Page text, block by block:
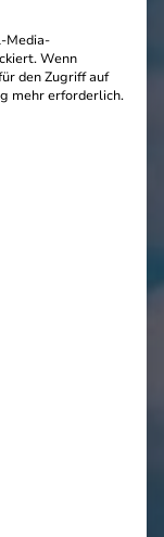
Media-
Wenn
den Zugriff auf
mehr erforderlich.